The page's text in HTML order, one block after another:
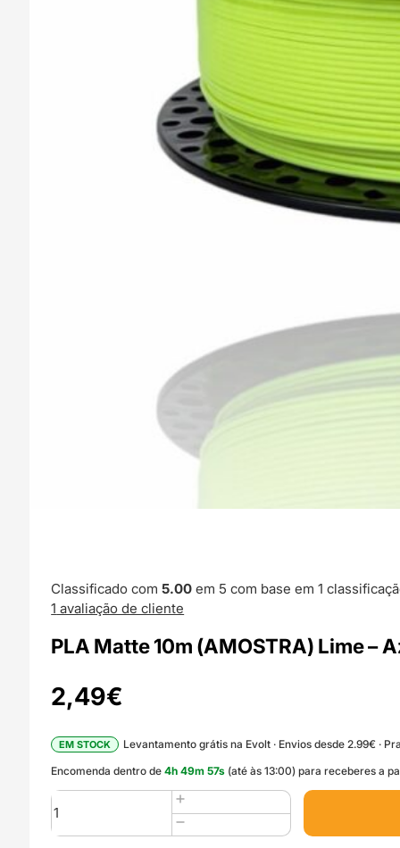
Classificado com5.00 em 5 com base em1
1 avaliação de cliente
PLA Matte 10m (AMOSTRA) Lime –
2,49€
EM STOCK
Levantamento grátis na Evolt · Envios desde 2.99€ ·
Encomenda dentro de4h49m56s(até às 13:00) para receberes a
Quantidade
de
PLA